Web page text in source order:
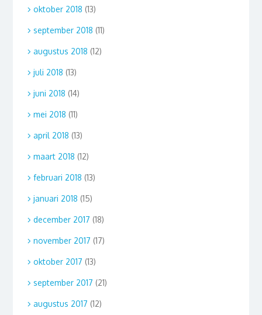
oktober 2018 (13)
september 2018 (11)
augustus 2018 (12)
juli 2018 (13)
juni 2018 (14)
mei 2018 (11)
april 2018 (13)
maart 2018 (12)
februari 2018 (13)
januari 2018 (15)
december 2017 (18)
november 2017 (17)
oktober 2017 (13)
september 2017 (21)
augustus 2017 (12)